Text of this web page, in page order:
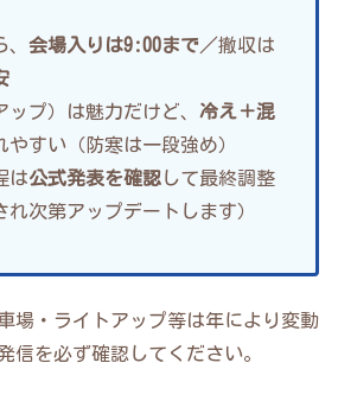
会場入りは9:00まで／撤収は
ップ）は魅力だけど、 冷え＋混
やすい（防寒は一段強め）
は公式発表を確認して最終調整
れ次第アップデートします）
場・ライトアップ等は年により変動
信を必ず確認してください。